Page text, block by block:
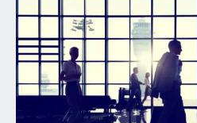
DE
NEGOCIOS